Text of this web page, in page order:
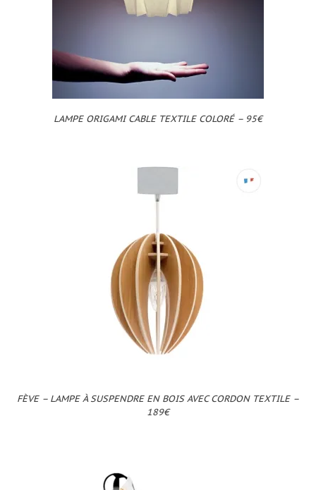
LAMPE ORIGAMI CABLE TEXTILE COLORÉ – 95€
FÈVE – LAMPE À SUSPENDRE EN BOIS AVEC CORDON TEXTILE –
189€